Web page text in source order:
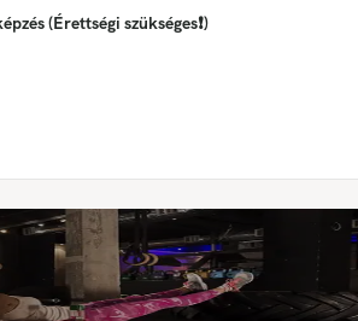
(Érettségi szükséges❗)